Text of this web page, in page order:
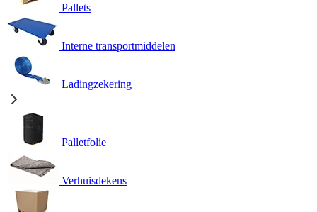
Pallets
Interne transportmiddelen
Ladingzekering
Palletfolie
Verhuisdekens